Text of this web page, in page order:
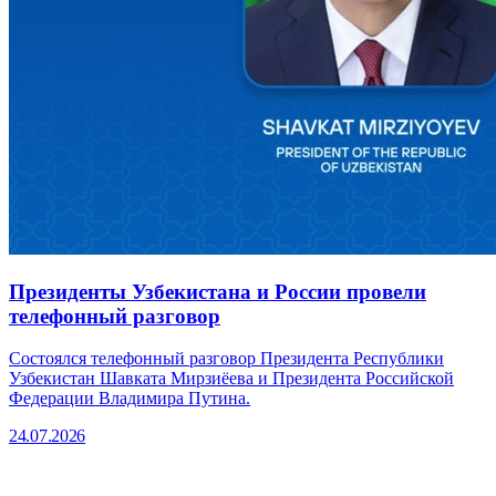
Президенты Узбекистана и России провели
телефонный разговор
Состоялся телефонный разговор Президента Республики
Узбекистан Шавката Мирзиёева и Президента Российской
Федерации Владимира Путина.
24.07.2026